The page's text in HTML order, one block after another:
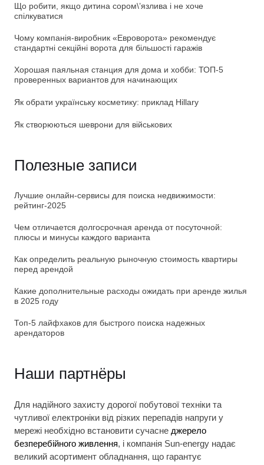
Що робити, якщо дитина сором\’язлива і не хоче
спілкуватися
Чому компанія-виробник «Евроворота» рекомендує
стандартні секційні ворота для більшості гаражів
Хорошая паяльная станция для дома и хобби: ТОП-5
проверенных вариантов для начинающих
Як обрати українську косметику: приклад Hillary
Як створюються шеврони для військових
Полезные записи
Лучшие онлайн-сервисы для поиска недвижимости:
рейтинг-2025
Чем отличается долгосрочная аренда от посуточной:
плюсы и минусы каждого варианта
Как определить реальную рыночную стоимость квартиры
перед арендой
Какие дополнительные расходы ожидать при аренде жилья
в 2025 году
Топ-5 лайфхаков для быстрого поиска надежных
арендаторов
Наши партнёры
Для надійного захисту дорогої побутової техніки та
чутливої електроніки від різких перепадів напруги у
мережі необхідно встановити сучасне джерело
безперебійного живлення, і компанія Sun-energy надає
великий асортимент обладнання, що гарантує